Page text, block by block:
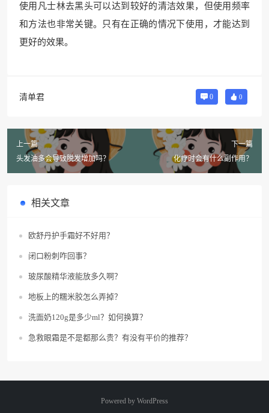
使用凡士林去黑头可以达到较好的清洁效果，但使用频率
和方法也非常关键。只有在正确的情况下使用，才能达到
更好的效果。
清单君 0 0
上一篇
头发油多会导致脱发增加吗？
下一篇
化疗时会有什么副作用？
相关文章
欧舒丹护手霜好不好用？
闭口粉刺咋回事？
玻尿酸精华液能放多久啊？
地板上的糯米胶怎么弄掉？
洗面奶120g是多少ml？如何换算？
急救眼霜是不是都那么贵？有没有平价的推荐？
Powered by WordPress